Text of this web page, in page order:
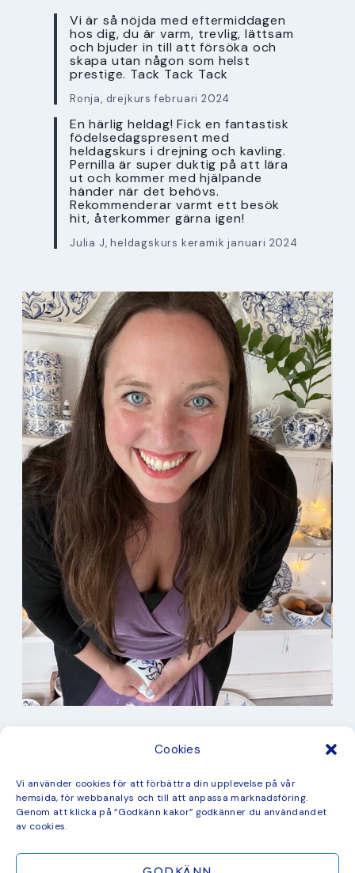
Cookies
Vi använder cookies för att förbättra din upplevelse på vår
hemsida, för webbanalys och till att anpassa marknadsföring.
Genom att klicka på ”Godkänn kakor” godkänner du användandet
av cookies.
Vi är så nöjda med eftermiddagen
hos dig, du är varm, trevlig, lättsam
och bjuder in till att försöka och
skapa utan någon som helst
prestige. Tack Tack Tack
Ronja, drejkurs februari 2024
En härlig heldag! Fick en fantastisk
födelsedagspresent med
heldagskurs i drejning och kavling.
Pernilla är super duktig på att lära
ut och kommer med hjälpande
händer när det behövs.
Rekommenderar varmt ett besök
hit, återkommer gärna igen!
Julia J, heldagskurs keramik januari 2024
Kurser
Måleri
mina favorit recept
Mönster